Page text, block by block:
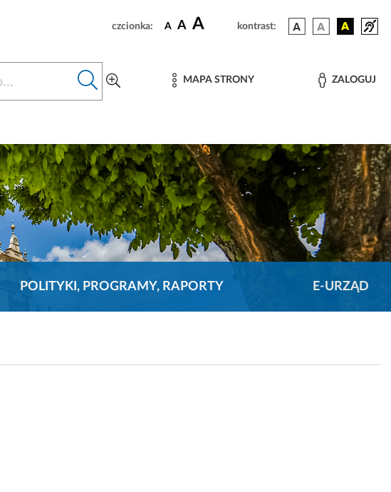
czcionka: A A A kontrast:
MAPA STRONY ZALOGUJ
POLITYKI, PROGRAMY, RAPORTY E-URZĄD